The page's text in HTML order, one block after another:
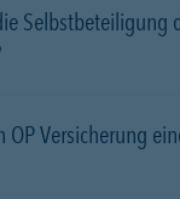
Selbstbeteiligung
OP Versicherung